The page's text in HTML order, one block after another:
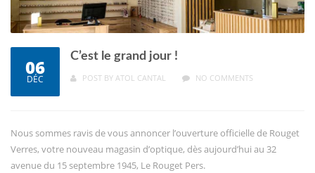
06
DÉC
C’est le grand jour !
POST BY ATOL CANTAL NO COMMENTS
Nous sommes ravis de vous annoncer l’ouverture officielle de Rouget
Verres, votre nouveau magasin d’optique, dès aujourd’hui au 32
avenue du 15 septembre 1945, Le Rouget Pers.